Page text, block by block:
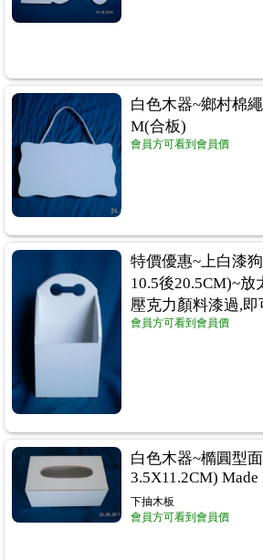
白色木器~鄉村棉
M(合板)
會員方可看到會員價
特價優惠~上白漆
10.5後20.5CM)~放
壓克力顏料漆過,即
會員方可看到會員價
白色木器~橢圓型
3.5X11.2CM) Made
下抽木板
會員方可看到會員價